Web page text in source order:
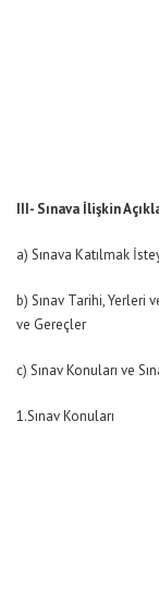
III- Sınava İlişkin
a) Sınava Katılmak
b) Sınav Tarihi, Yerleri
ve Gereçler
c) Sınav Konuları ve
1.Sınav Konuları